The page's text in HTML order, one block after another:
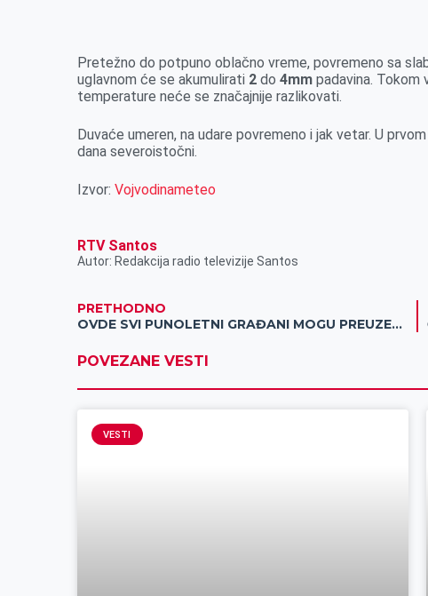
rnA
p
p
i
l
Pretežno do potpuno oblačno vreme, povremeno sa
uglavnom će se akumulirati 2 do4mmpadavina. Tokom
temperature neće se značajnije razlikovati.
Duvaće umeren, na udare povremeno i jak vetar. U
dana severoistočni.
Izvor:Vojvodinameteo
RTV Santos
Autor: Redakcija radio televizije Santos
PRETHODNO
OVDE SVI PUNOLETNI GRAĐANI MOGU PREUZETI 6.000 DINARA
POVEZANE VESTI
VESTI